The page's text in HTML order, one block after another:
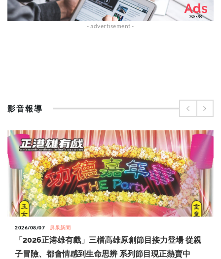
影音報導
2026/08/07 屏果新聞
「2026正港雄有戲」三檔高雄原創節目接力登場 從親
子冒險、都會情感到生命思辨 系列節目現正熱賣中